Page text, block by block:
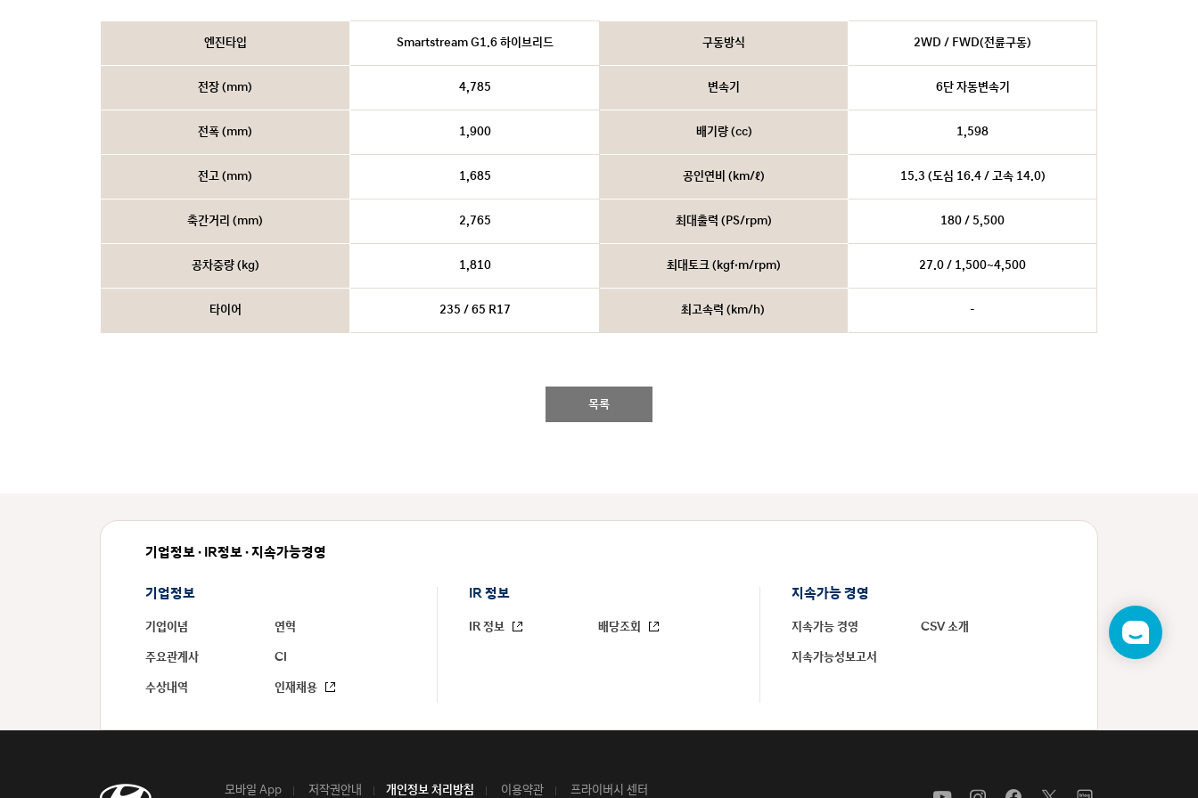
엔진타입 Smartstream G1.6 하이브리드 구동방식 2WD / FWD(전륜구동)
전장 (mm) 4,785 변속기 6단 자동변속기
전폭 (mm) 1,900 배기량 (cc) 1,598
전고 (mm) 1,685 공인연비 (km/ℓ) 15.3 (도심 16.4 / 고속 14.0)
축간거리 (mm) 2,765 최대출력 (PS/rpm) 180 / 5,500
공차중량 (kg) 1,810 최대토크 (kgf·m/rpm) 27.0 / 1,500~4,500
타이어 235 / 65 R17 최고속력 (km/h) -
목록
챗
봇
기업정보 · IR정보 · 지속가능경영
기업정보
기업이념 연혁
주요관계사 CI
수상내역 인재채용
IR 정보
IR 정보 배당조회
지속가능 경영
지속가능 경영 CSV 소개
지속가능성보고서
모바일 App 저작권안내 개인정보 처리방침 이용약관 프라이버시 센터